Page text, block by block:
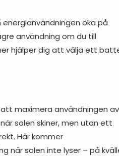
öka på
användning om du till
hjälper dig att välja ett
maximera användningen av
solen skiner, men utan ett
Här kommer
när solen inte lyser – på